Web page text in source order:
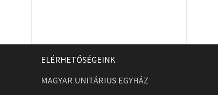
ELÉRHETŐSÉGEINK
MAGYAR UNITÁRIUS EGYHÁZ